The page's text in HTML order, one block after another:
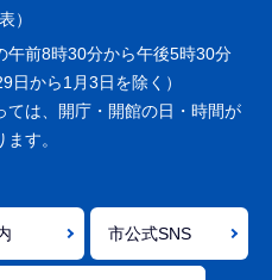
）
午前8時30分から午後5時30分
日から1月3日を除く）
は、開庁・開館の日・時間が
す。
市公式SNS